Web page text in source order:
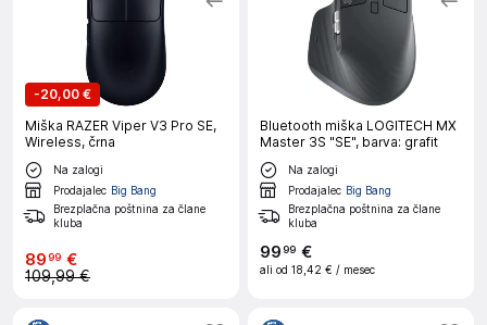
-20,00 €
Miška RAZER Viper V3 Pro SE,
Wireless, črna
Na zalogi
Prodajalec Big Bang
Brezplačna poštnina za člane
kluba
8999 €
109,99 €
Bluetooth miška LOGITECH MX
Master 3S "SE", barva: grafit
Na zalogi
Prodajalec Big Bang
Brezplačna poštnina za člane
kluba
9999 €
ali od 18,42 € / mesec